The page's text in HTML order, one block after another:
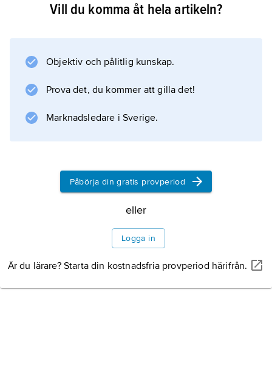
Vid D. stod 26 augusti 1278 ett i österrikisk
underlägsenhet besegrade kung Ottokar II av
avgjordes av Rudolfs beridna ungerska
bågskyttar, och segern innebar att huset
Habsburg etablerade
Information om artikeln
Vill du komma åt hela artikeln?
Objektiv och pålitlig kunskap.
Prova det, du kommer att gilla det!
Marknadsledare i Sverige.
Påbörja din gratis provperiod
eller
Logga in
Är du lärare? Starta din kostnadsfria provperiod härifrån.